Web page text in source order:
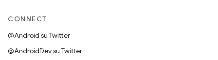
CONNECT
@Android su Twitter
@AndroidDev su Twitter